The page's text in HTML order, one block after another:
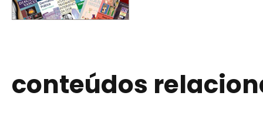
conteúdos